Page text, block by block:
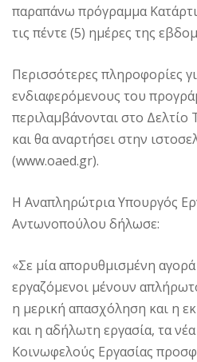
παραπάνω πρόγραμμα
τις πέντε (5) ημέρες της
Περισσότερες πληροφορίες
ενδιαφερόμενους του
περιλαμβάνονται στο
και θα αναρτήσει στην
(www.oaed.gr).
Η Αναπληρώτρια Υπουργός
Αντωνοπούλου δήλωσε:
«Σε μία απορυθμισμένη
εργαζόμενοι μένουν
η μερική απασχόληση και η
και η αδήλωτη εργασία, τα
Κοινωφελούς Εργασίας